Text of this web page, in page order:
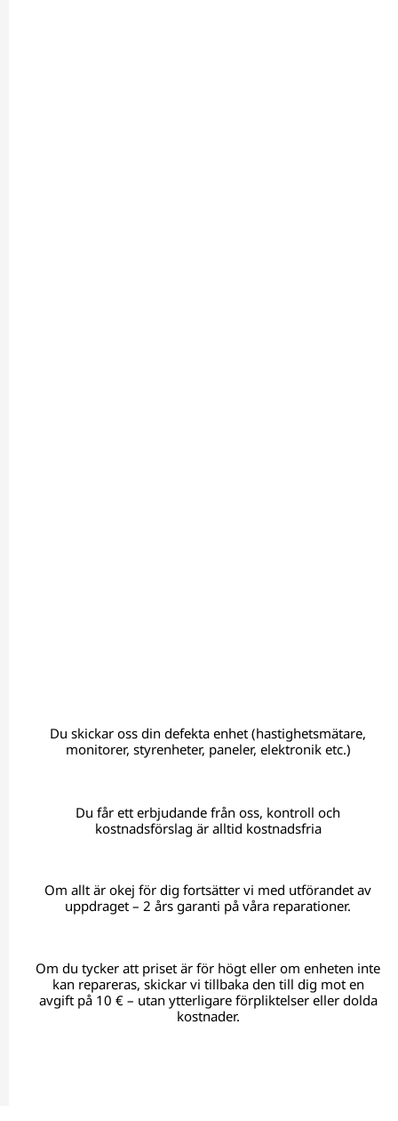
Du skickar oss din defekta enhet (hastighetsmätare,
monitorer, styrenheter, paneler, elektronik etc.)
Du får ett erbjudande från oss, kontroll och
kostnadsförslag är alltid kostnadsfria
Om allt är okej för dig fortsätter vi med utförandet av
uppdraget – 2 års garanti på våra reparationer.
Om du tycker att priset är för högt eller om enheten inte
kan repareras, skickar vi tillbaka den till dig mot en
avgift på 10 € – utan ytterligare förpliktelser eller dolda
kostnader.